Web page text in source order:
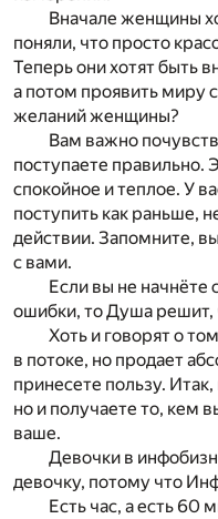
Вначале женщины
поняли, что просто
Теперь они хотят быть
а потом проявить миру
желаний женщины?
Вам важно
поступаете правильно.
спокойное и теплое. У
поступить как раньше,
действии. Запомните,
с вами.
Если вы не начнёте
ошибки, то Душа решит,
Хоть и говорят о
в потоке, но продает
принесете пользу.
но и получаете то, кем
ваше.
Девочки в
девочку, потому что
Есть час, а есть 60